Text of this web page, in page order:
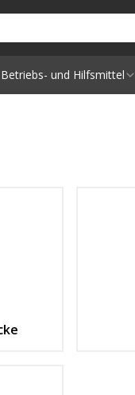
Betriebs- und Hilfsmittel